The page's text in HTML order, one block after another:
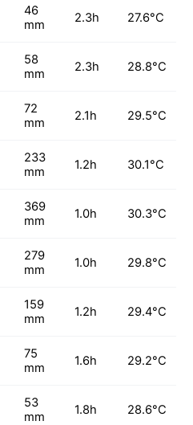
46
mm
2.3h 27.6°C
58
mm
2.3h 28.8°C
72
mm
2.1h 29.5°C
233
mm
1.2h 30.1°C
369
mm
1.0h 30.3°C
279
mm
1.0h 29.8°C
159
mm
1.2h 29.4°C
75
mm
1.6h 29.2°C
53
mm
1.8h 28.6°C